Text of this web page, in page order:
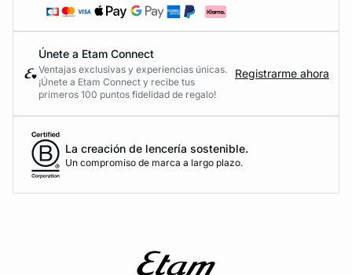
Únete a Etam Connect
Ventajas exclusivas y experiencias únicas.
¡Únete a Etam Connect y recibe tus
primeros 100 puntos fidelidad de regalo!
Registrarme ahora
La creación de lencería sostenible.
Un compromiso de marca a largo plazo.